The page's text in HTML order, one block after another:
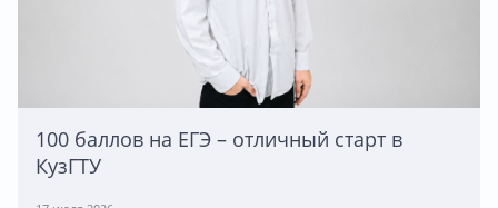
100 баллов на ЕГЭ – отличный старт в
КузГТУ